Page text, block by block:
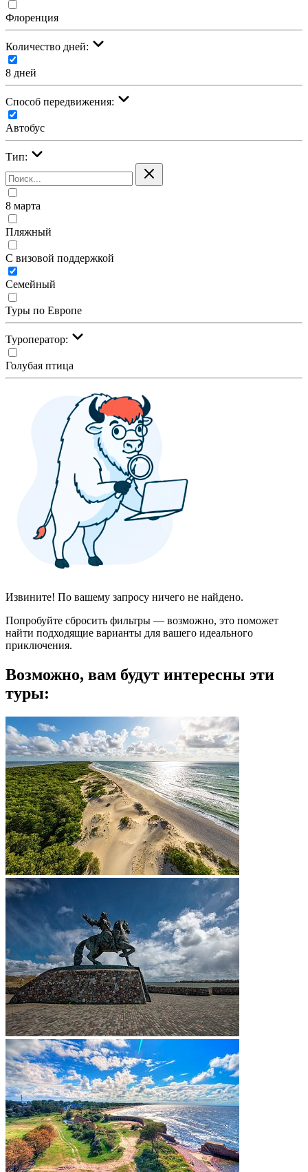
Флоренция
Количество дней:
8 дней
Cпособ передвижения:
Автобус
Тип:
8 марта
Пляжный
С визовой поддержкой
Семейный
Туры по Европе
Туроператор:
Голубая птица
Извините! По вашему запросу ничего не найдено.
Попробуйте сбросить фильтры — возможно, это поможет
найти подходящие варианты для вашего идеального
приключения.
Возможно, вам будут интересны эти
туры: